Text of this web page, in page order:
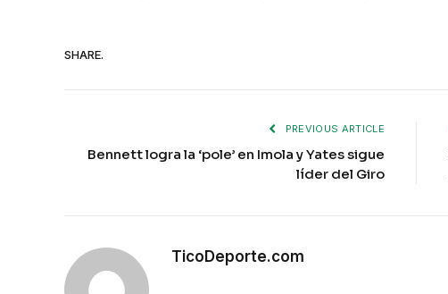
SHARE.
PREVIOUS ARTICLE
Bennett logra la ‘pole’ en Imola y Yates sigue
líder del Giro
TicoDeporte.com